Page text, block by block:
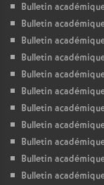
Bulletin
Bulletin
Bulletin
Bulletin
Bulletin
Bulletin
Bulletin
Bulletin
Bulletin
Bulletin
Bulletin